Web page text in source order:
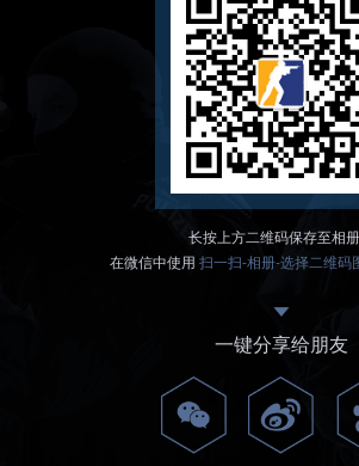
长按上方二维码保存至相册
在微信中使用扫一扫-相册-选择二维码
一键分享给朋友